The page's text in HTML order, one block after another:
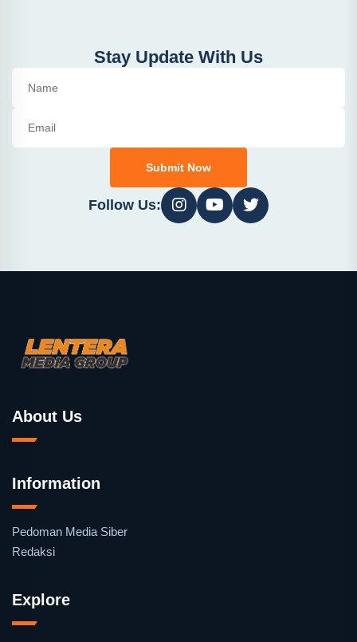
Stay Update With Us
Submit Now
Follow Us:
About Us
Information
Pedoman Media Siber
Redaksi
Explore